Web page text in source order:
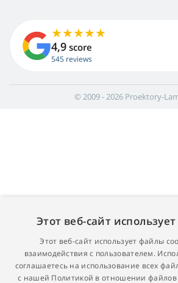
4,9 score
545 reviews
© 2009 - 2026 Proektory-
Этот веб-сайт
Этот веб-сайт использует файлы
взаимодействия с пользователем.
соглашаетесь на использование всех
с нашей Политикой в ​​отношении файлов